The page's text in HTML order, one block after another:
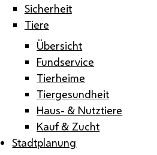
Sicherheit
Tiere
Übersicht
Fundservice
Tierheime
Tiergesundheit
Haus- & Nutztiere
Kauf & Zucht
Stadtplanung